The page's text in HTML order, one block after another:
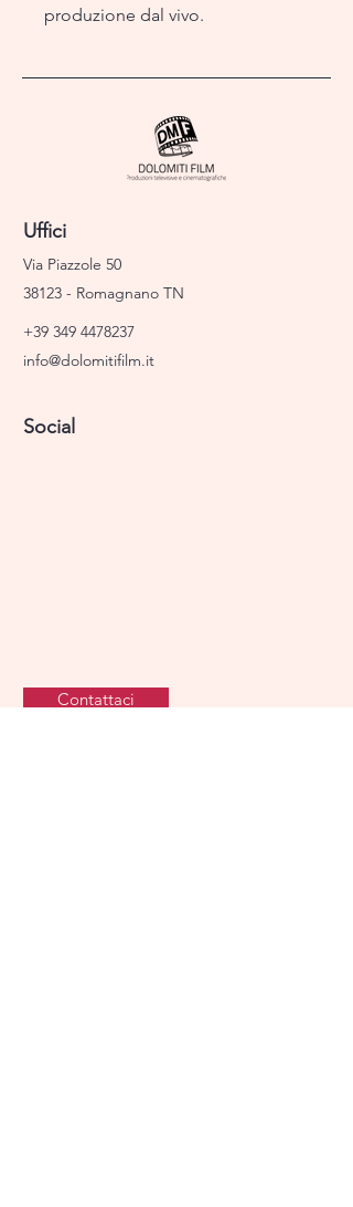
produzione dal vivo.
Uffici
Via Piazzole 50
38123 - Romagnano TN
+39 349 4478237
info@dolomitifilm.it
Social
Contattaci